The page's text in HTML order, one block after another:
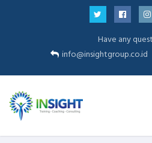
Have any
info@insightgroup.co.id